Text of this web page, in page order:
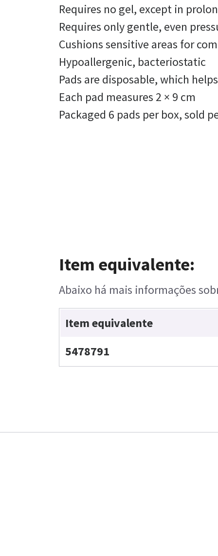
Requires no gel, except in
Requires only gentle, even
Cushions sensitive areas for
Hypoallergenic, bacteriostatic
Pads are disposable, which
Each pad measures 2 × 9 cm
Packaged 6 pads per box, sold
Item equivalente:
Abaixo há mais informações
Item equivalente
5478791